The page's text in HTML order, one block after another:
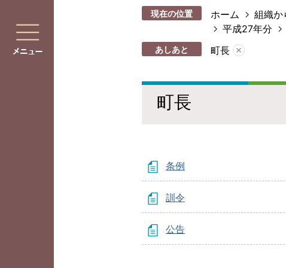
現在の位置 ホーム 組織か
平成27年分
あしあと 町長
町長
条例
訓令
公告